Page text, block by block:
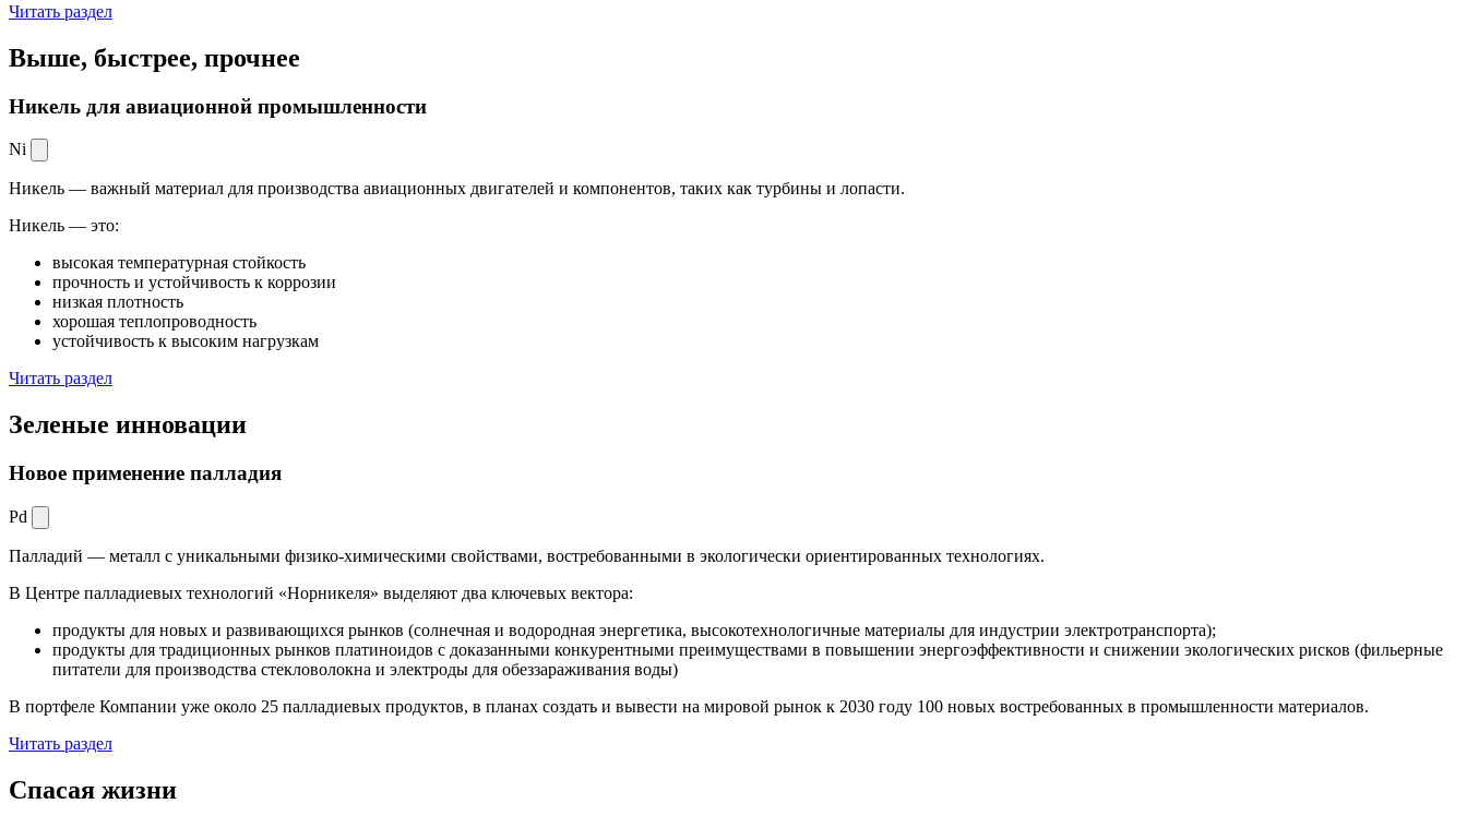
Читать раздел
Выше, быстрее, прочнее
Никель для авиационной промышленности
Ni
Никель — важный материал для производства авиационных двигателей и компонентов, таких как турбины и лопасти.
Никель — это:
высокая температурная стойкость
прочность и устойчивость к коррозии
низкая плотность
хорошая теплопроводность
устойчивость к высоким нагрузкам
Читать раздел
Зеленые инновации
Новое применение палладия
Pd
Палладий — металл с уникальными физико-химическими свойствами, востребованными в экологически ориентированных технологиях.
В Центре палладиевых технологий «Норникеля» выделяют два ключевых вектора:
продукты для новых и развивающихся рынков (солнечная и водородная энергетика, высокотехнологичные материалы для индустрии электротранспорта);
продукты для традиционных рынков платиноидов с доказанными конкурентными преимуществами в повышении энергоэффективности и снижении экологических рисков (фильерные
питатели для производства стекловолокна и электроды для обеззараживания воды)
В портфеле Компании уже около 25 палладиевых продуктов, в планах создать и вывести на мировой рынок к 2030 году 100 новых востребованных в промышленности материалов.
Читать раздел
Спасая жизни